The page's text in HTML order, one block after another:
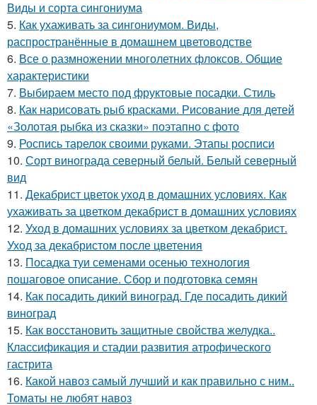
Виды и сорта сингониума
5. Как ухаживать за сингониумом. Виды,
распространённые в домашнем цветоводстве
6. Все о размножении многолетних флоксов. Общие
характеристики
7. Выбираем место под фруктовые посадки. Стиль
8. Как нарисовать рыб красками. Рисование для детей
«Золотая рыбка из сказки» поэтапно с фото
9. Роспись тарелок своими руками. Этапы росписи
10. Сорт винограда северный белый. Белый северный
вид
11. Декабрист цветок уход в домашних условиях. Как
ухаживать за цветком декабрист в домашних условиях
12. Уход в домашних условиях за цветком декабрист.
Уход за декабристом после цветения
13. Посадка туи семенами осенью технология
пошаговое описание. Сбор и подготовка семян
14. Как посадить дикий виноград. Где посадить дикий
виноград
15. Как восстановить защитные свойства желудка..
Классификация и стадии развития атрофического
гастрита
16. Какой навоз самый лучший и как правильно с ним..
Томаты не любят навоз